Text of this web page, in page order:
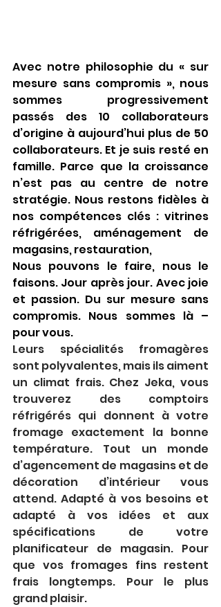
Avec notre philosophie du « sur
mesure sans compromis », nous
sommes progressivement
passés des 10 collaborateurs
d’origine à aujourd’hui plus de 50
collaborateurs. Et je suis resté en
famille. Parce que la croissance
n’est pas au centre de notre
stratégie. Nous restons fidèles à
nos compétences clés : vitrines
réfrigérées, aménagement de
magasins, restauration,
Nous pouvons le faire, nous le
faisons. Jour après jour. Avec joie
et passion. Du sur mesure sans
compromis. Nous sommes là –
pour vous.
Leurs spécialités fromagères
sont polyvalentes, mais ils aiment
un climat frais. Chez Jeka, vous
trouverez des comptoirs
réfrigérés qui donnent à votre
fromage exactement la bonne
température. Tout un monde
d’agencement de magasins et de
décoration d’intérieur vous
attend. Adapté à vos besoins et
adapté à vos idées et aux
spécifications de votre
planificateur de magasin. Pour
que vos fromages fins restent
frais longtemps. Pour le plus
grand plaisir.